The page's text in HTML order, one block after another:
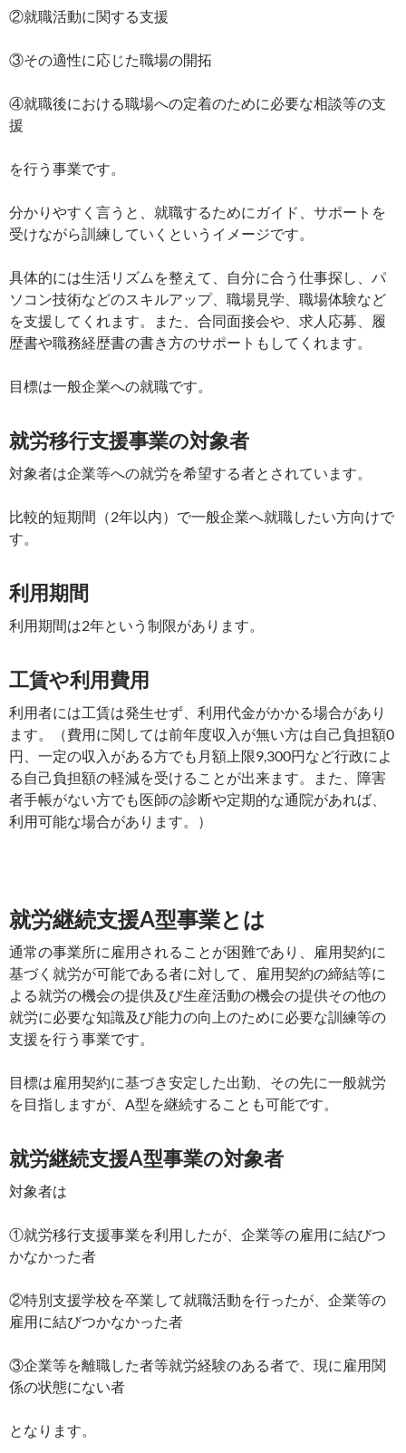
②就職活動に関する支援
③その適性に応じた職場の開拓
④就職後における職場への定着のために必要な相談等の支
援
を行う事業です。
分かりやすく言うと、就職するためにガイド、サポートを
受けながら訓練していくというイメージです。
具体的には生活リズムを整えて、自分に合う仕事探し、パ
ソコン技術などのスキルアップ、職場見学、職場体験など
を支援してくれます。また、合同面接会や、求人応募、履
歴書や職務経歴書の書き方のサポートもしてくれます。
目標は一般企業への就職です。
就労移行支援事業の対象者
対象者は企業等への就労を希望する者とされています。
比較的短期間（2年以内）で一般企業へ就職したい方向けで
す。
利用期間
利用期間は2年という制限があります。
工賃や利用費用
利用者には工賃は発生せず、利用代金がかかる場合があり
ます。（費用に関しては前年度収入が無い方は自己負担額0
円、一定の収入がある方でも月額上限9,300円など行政によ
る自己負担額の軽減を受けることが出来ます。また、障害
者手帳がない方でも医師の診断や定期的な通院があれば、
利用可能な場合があります。）
就労継続支援A型事業とは
通常の事業所に雇用されることが困難であり、雇用契約に
基づく就労が可能である者に対して、雇用契約の締結等に
よる就労の機会の提供及び生産活動の機会の提供その他の
就労に必要な知識及び能力の向上のために必要な訓練等の
支援を行う事業です。
目標は雇用契約に基づき安定した出勤、その先に一般就労
を目指しますが、A型を継続することも可能です。
就労継続支援A型事業の対象者
対象者は
①就労移行支援事業を利用したが、企業等の雇用に結びつ
かなかった者
②特別支援学校を卒業して就職活動を行ったが、企業等の
雇用に結びつかなかった者
③企業等を離職した者等就労経験のある者で、現に雇用関
係の状態にない者
となります。